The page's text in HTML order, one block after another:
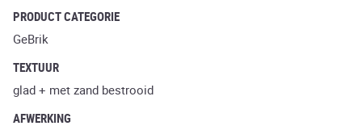
PRODUCT CATEGORIE
GeBrik
TEXTUUR
glad + met zand bestrooid
AFWERKING